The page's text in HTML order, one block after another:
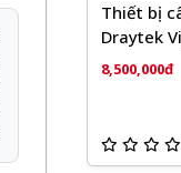
Thiết bị
Draytek
(V2962)
8,500,000đ